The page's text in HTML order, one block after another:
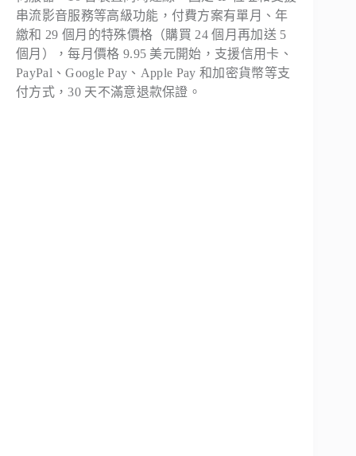
串流影音服務等高級功能，付費方案有單月、年
繳和 29 個月的特殊價格（購買 24 個月再加送 5
個月），每月價格 9.95 美元開始，支援信用卡、
PayPal、Google Pay、Apple Pay 和加密貨幣等支
付方式，30 天不滿意退款保證。